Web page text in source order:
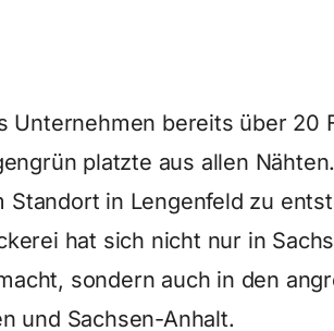
Unternehmen bereits über 20
platzte aus allen
Standort in Lengenfeld zu
hat sich nicht nur in
sondern auch in den
und Sachsen-Anhalt.